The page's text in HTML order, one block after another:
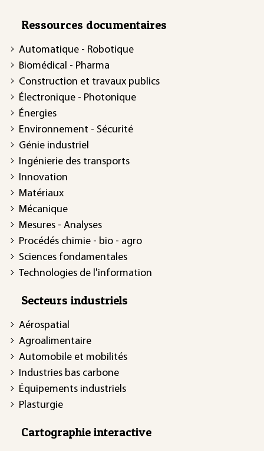
Ressources documentaires
Automatique - Robotique
Biomédical - Pharma
Construction et travaux publics
Électronique - Photonique
Énergies
Environnement - Sécurité
Génie industriel
Ingénierie des transports
Innovation
Matériaux
Mécanique
Mesures - Analyses
Procédés chimie - bio - agro
Sciences fondamentales
Technologies de l'information
Secteurs industriels
Aérospatial
Agroalimentaire
Automobile et mobilités
Industries bas carbone
Équipements industriels
Plasturgie
Cartographie interactive